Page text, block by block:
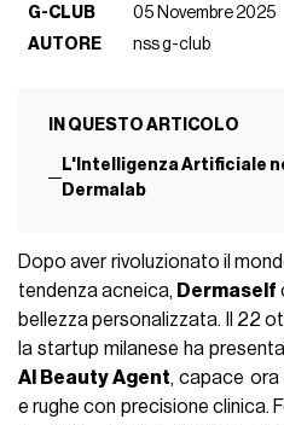
G-CLUB
05 Novembre 2025
AUTORE
nss g-club
IN QUESTO ARTICOLO
L'Intelligenza Artificiale
Dermalab
Dopo aver rivoluzionato il
tendenza acneica, Dermaself
bellezza personalizzata. Il 22
la startup milanese ha
AI Beauty Agent, capace ora
e rughe con precisione clinica.